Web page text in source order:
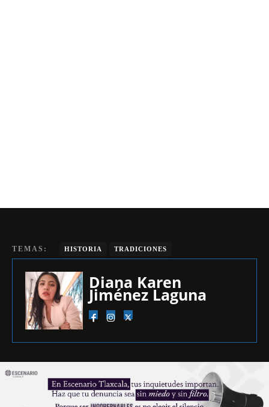
TEMAS: HISTORIA TRADICIONES
Diana Karen
Jiménez Laguna